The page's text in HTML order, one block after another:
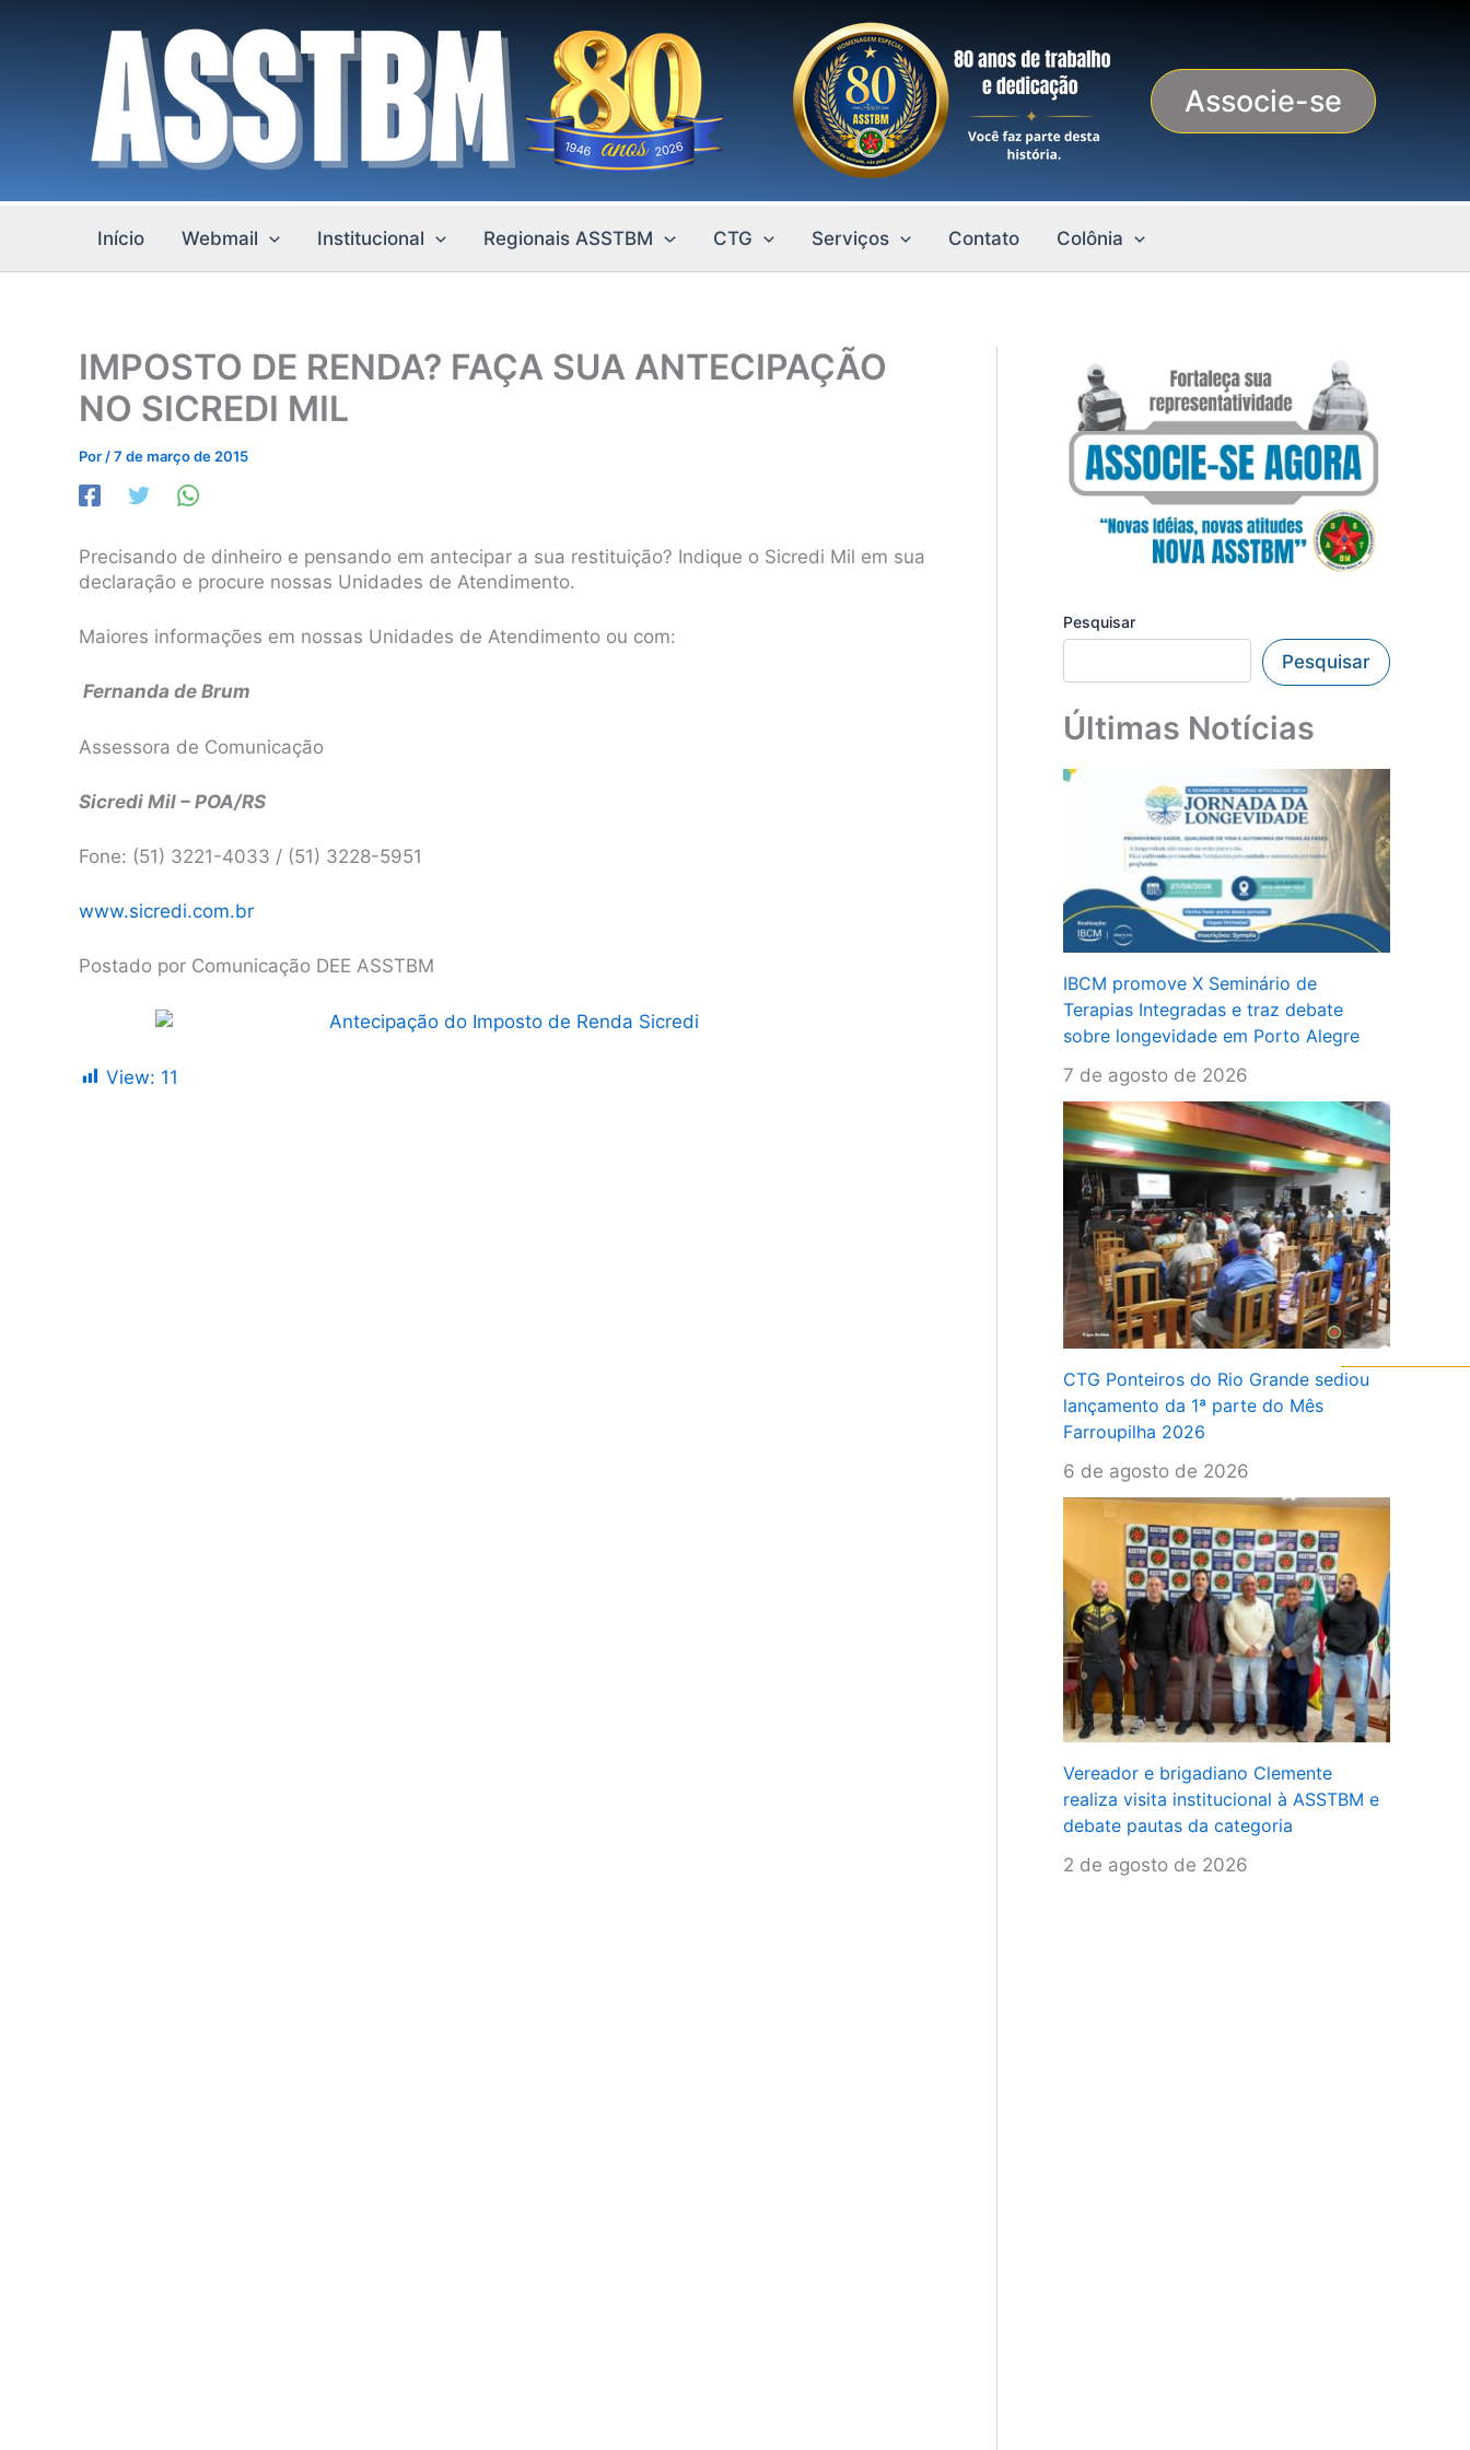
Associe-se
Início Webmail Institucional Regionais ASSTBM CTG Serviços Contato Colônia
IMPOSTO DE RENDA? FAÇA SUA ANTECIPAÇÃO
NO SICREDI MIL
Por /7 de março de 2015
Precisando de dinheiro e pensando em antecipar a sua restituição? Indique o Sicredi Mil em sua
declaração e procure nossas Unidades de Atendimento.
Maiores informações em nossas Unidades de Atendimento ou com:
Fernanda de Brum
Assessora de Comunicação
Sicredi Mil – POA/RS
Fone: (51) 3221-4033 / (51) 3228-5951
www.sicredi.com.br
Postado por Comunicação DEE ASSTBM
View: 11
Pesquisar
Pesquisar
Últimas Notícias
IBCM promove X Seminário de
Terapias Integradas e traz debate
sobre longevidade em Porto Alegre
7 de agosto de 2026
CTG Ponteiros do Rio Grande sediou
lançamento da 1ª parte do Mês
Farroupilha 2026
6 de agosto de 2026
Vereador e brigadiano Clemente
realiza visita institucional à ASSTBM e
debate pautas da categoria
2 de agosto de 2026